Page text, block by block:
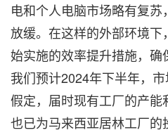
电和个人电脑市场略有复
放缓。在这样的外部环境
始实施的效率提升措施，确
我们预计2024年下半年，
假定，届时现有工厂的产
也已为马来西亚居林工厂